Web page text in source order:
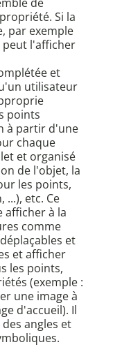
Si la
par exemple
l'afficher
et
utilisateur
points
à partir d'une
chaque
et organisé
de l'objet, la
les points,
etc. Ce
afficher à la
comme
et
et afficher
les points,
(exemple :
une image à
d'accueil). Il
angles et